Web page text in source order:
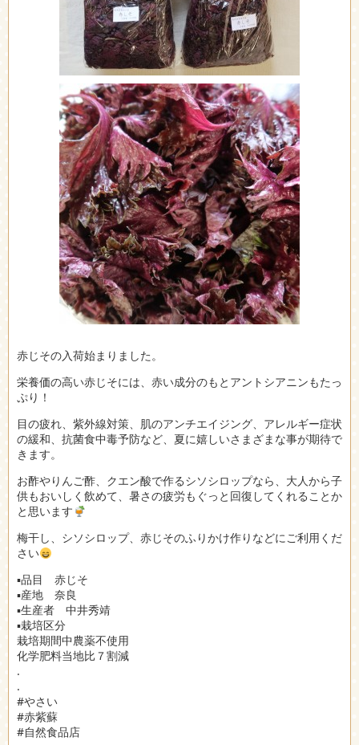
赤じその入荷始まりました。
栄養価の高い赤じそには、赤い成分のもとアントシアニンもたっ
ぷり！
目の疲れ、紫外線対策、肌のアンチエイジング、アレルギー症状
の緩和、抗菌食中毒予防など、夏に嬉しいさまざまな事が期待で
きます。
お酢やりんご酢、クエン酸で作るシソシロップなら、大人から子
供もおいしく飲めて、暑さの疲労もぐっと回復してくれることか
と思います
梅干し、シソシロップ、赤じそのふりかけ作りなどにご利用くだ
さい
▪︎品目 赤じそ
▪︎産地 奈良
▪︎生産者 中井秀靖
▪︎栽培区分
栽培期間中農薬不使用
化学肥料当地比７割減
.
.
#やさい
#赤紫蘇
#自然食品店